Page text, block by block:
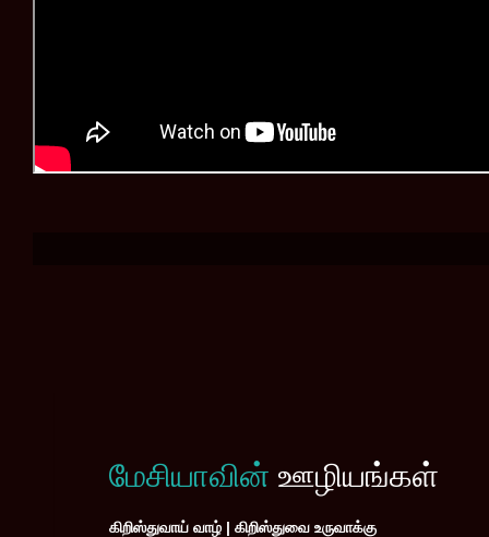
மேசியாவின் ஊழியங்கள்
கிறிஸ்துவாய் வாழ் | கிறிஸ்துவை உருவாக்கு